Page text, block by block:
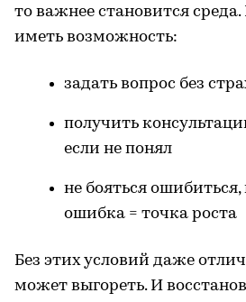
то важнее становится
иметь возможность:
задать вопрос без
получить
если не понял
не бояться
ошибка = точка роста
Без этих условий даже
может выгореть. И